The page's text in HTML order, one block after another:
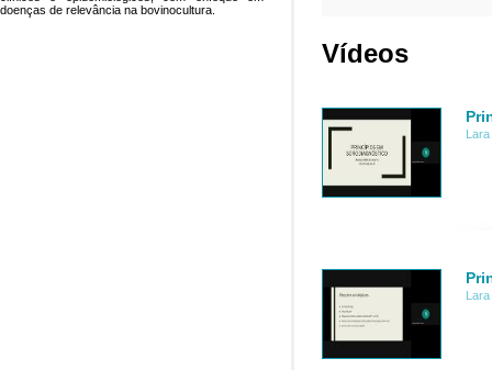
doenças de relevância na bovinocultura.
Vídeos